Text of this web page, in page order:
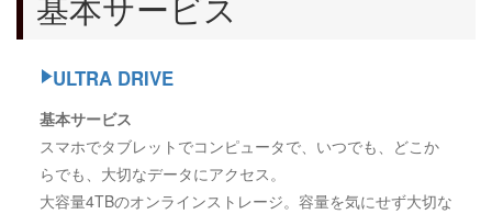
ULTRA DRIVE
基本サービス
スマホでタブレットでコンピュータで、いつでも、どこか
らでも、大切なデータにアクセス。
大容量4TBのオンラインストレージ。容量を気にせず大切な